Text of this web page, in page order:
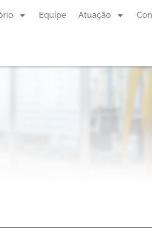
Equipe Atuação